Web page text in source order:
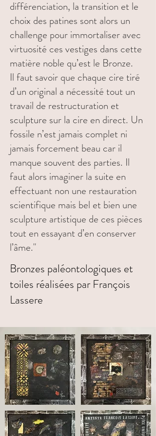
différenciation, la transition et le
choix des patines sont alors un
challenge pour immortaliser avec
virtuosité ces vestiges dans cette
matière noble qu’est le Bronze.
Il faut savoir que chaque cire tiré
d’un original a nécessité tout un
travail de restructuration et
sculpture sur la cire en direct. Un
fossile n’est jamais complet ni
jamais forcement beau car il
manque souvent des parties. Il
faut alors imaginer la suite en
effectuant non une restauration
scientifique mais bel et bien une
sculpture artistique de ces pièces
tout en essayant d’en conserver
l’âme."
Bronzes paléontologiques et
toiles réalisées par François
Lassere